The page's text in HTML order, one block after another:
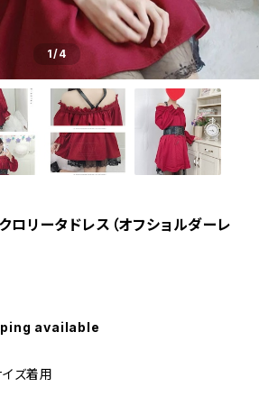
1/4
ロリータドレス（オフショルダーレ
available
ズ着用